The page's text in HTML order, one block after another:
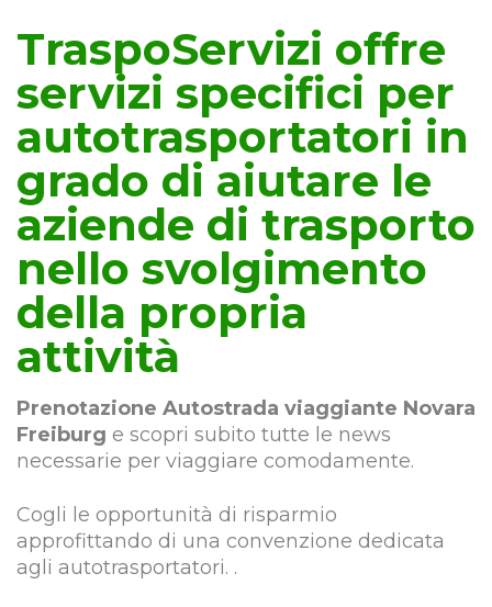
TraspoServizi offre
servizi specifici per
autotrasportatori in
grado di aiutare le
aziende di trasporto
nello svolgimento
della propria
attività
Prenotazione Autostrada viaggiante Novara
Freiburg e scopri subito tutte le news
necessarie per viaggiare comodamente.
Cogli le opportunità di risparmio
approfittando di una convenzione dedicata
agli autotrasportatori. .